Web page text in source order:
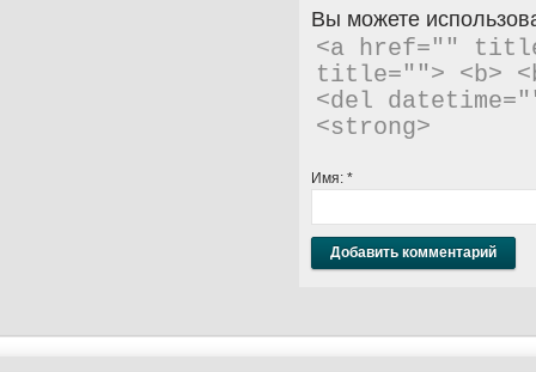
Вы можете
<a href=""
title=""> <b>
<del
<strong>
Имя: *